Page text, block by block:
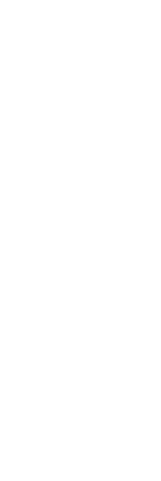
your wishlist.